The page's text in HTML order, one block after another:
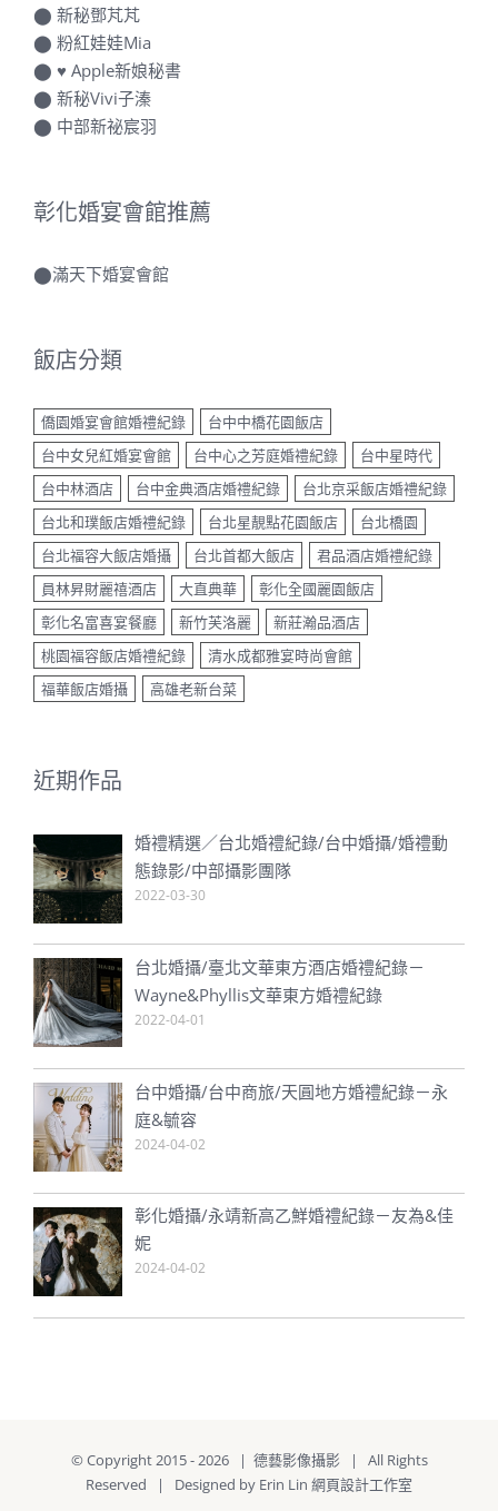
⬤ 新秘鄧芃芃
⬤ 粉紅娃娃Mia
⬤ ♥ Apple新娘秘書
⬤ 新秘Vivi子溱
⬤ 中部新祕宸羽
彰化婚宴會館推薦
⬤滿天下婚宴會館
飯店分類
僑園婚宴會館婚禮紀錄
台中中橋花園飯店
台中女兒紅婚宴會館
台中心之芳庭婚禮紀錄
台中星時代
台中林酒店
台中金典酒店婚禮紀錄
台北京采飯店婚禮紀錄
台北和璞飯店婚禮紀錄
台北星靚點花園飯店
台北橋園
台北福容大飯店婚攝
台北首都大飯店
君品酒店婚禮紀錄
員林昇財麗禧酒店
大直典華
彰化全國麗園飯店
彰化名富喜宴餐廳
新竹芙洛麗
新莊瀚品酒店
桃園福容飯店婚禮紀錄
清水成都雅宴時尚會館
福華飯店婚攝
高雄老新台菜
近期作品
婚禮精選／台北婚禮紀錄/台中婚攝/婚禮動
態錄影/中部攝影團隊
2022-03-30
台北婚攝/臺北文華東方酒店婚禮紀錄－
Wayne&Phyllis文華東方婚禮紀錄
2022-04-01
台中婚攝/台中商旅/天圓地方婚禮紀錄－永
庭&毓容
2024-04-02
彰化婚攝/永靖新高乙鮮婚禮紀錄－友為&佳
妮
2024-04-02
© Copyright 2015 -2026 | 德藝影像攝影 | All Rights
Reserved | Designed by Erin Lin 網頁設計工作室